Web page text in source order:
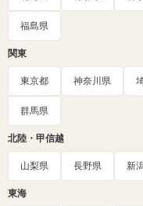
福島県
関東
東京都 神奈川県
群馬県
北陸・甲信越
山梨県 長野県 新
東海